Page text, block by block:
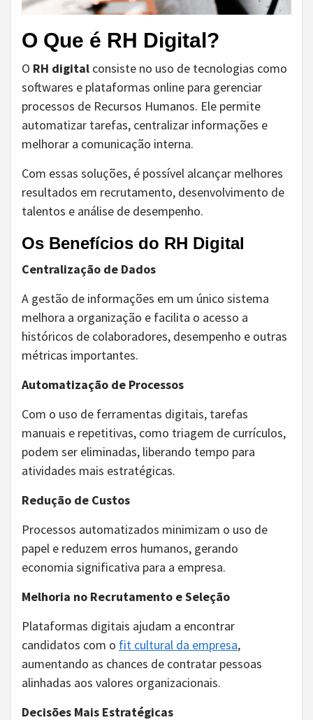
O Que é RH Digital?
O RH digital consiste no uso de tecnologias como
softwares e plataformas online para gerenciar
processos de Recursos Humanos. Ele permite
automatizar tarefas, centralizar informações e
melhorar a comunicação interna.
Com essas soluções, é possível alcançar melhores
resultados em recrutamento, desenvolvimento de
talentos e análise de desempenho.
Os Benefícios do RH Digital
Centralização de Dados
A gestão de informações em um único sistema
melhora a organização e facilita o acesso a
históricos de colaboradores, desempenho e outras
métricas importantes.
Automatização de Processos
Com o uso de ferramentas digitais, tarefas
manuais e repetitivas, como triagem de currículos,
podem ser eliminadas, liberando tempo para
atividades mais estratégicas.
Redução de Custos
Processos automatizados minimizam o uso de
papel e reduzem erros humanos, gerando
economia significativa para a empresa.
Melhoria no Recrutamento e Seleção
Plataformas digitais ajudam a encontrar
candidatos com o fit cultural da empresa,
aumentando as chances de contratar pessoas
alinhadas aos valores organizacionais.
Decisões Mais Estratégicas